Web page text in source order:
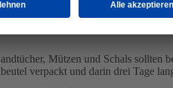
Mützen und Schals sollten
verpackt und darin drei Tage